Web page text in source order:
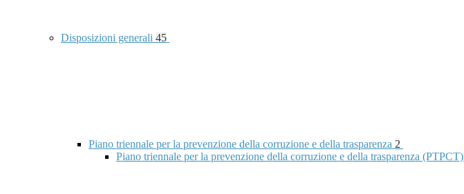
Disposizioni generali 45
Piano triennale per la prevenzione della corruzione e della trasparenza 2
Piano triennale per la prevenzione della corruzione e della trasparenza (PTPCT)